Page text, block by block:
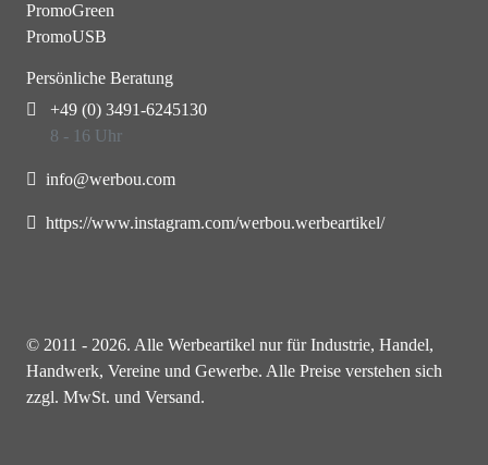
PromoGreen
PromoUSB
Persönliche Beratung
+49 (0) 3491-6245130
8 - 16 Uhr
info@werbou.com
https://www.instagram.com/werbou.werbeartikel/
© 2011 - 2026. Alle Werbeartikel nur für Industrie, Handel,
Handwerk, Vereine und Gewerbe. Alle Preise verstehen sich
zzgl. MwSt. und Versand.